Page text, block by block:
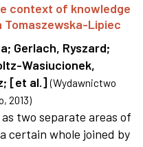
context of knowledge
Tomaszewska-Lipiec
; Gerlach, Ryszard;
Wasiucionek,
; [et al.] (Wydawnictwo
, 2013)
two separate areas of
certain whole joined by